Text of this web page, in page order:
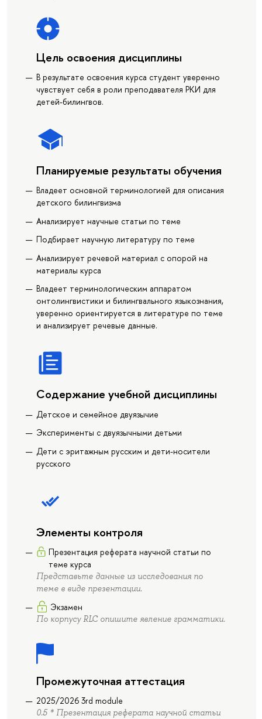
Цель освоения дисциплины
В результате освоения курса студент уверенно
чувствует себя в роли преподавателя РКИ для
детей-билингвов.
Планируемые результаты обучения
Владеет основной терминологией для описания
детского билингвизма
Анализирует научные статьи по теме
Подбирает научную литературу по теме
Анализирует речевой материал с опорой на
материалы курса
Владеет терминологическим аппаратом
онтолингвистики и билингвального языкознания,
уверенно ориентируется в литературе по теме
и анализирует речевые данные.
Содержание учебной дисциплины
Детское и семейное двуязычие
Эксперименты с двуязычными детьми
Дети с эритажным русским и дети-носители
русского
Элементы контроля
Презентация реферата научной статьи по
теме курса
Представьте данные из исследования по
теме в виде презентации.
Экзамен
По корпусу RLC опишите явление грамматики.
Промежуточная аттестация
2025/2026 3rd module
0.5 * Презентация реферата научной статьи